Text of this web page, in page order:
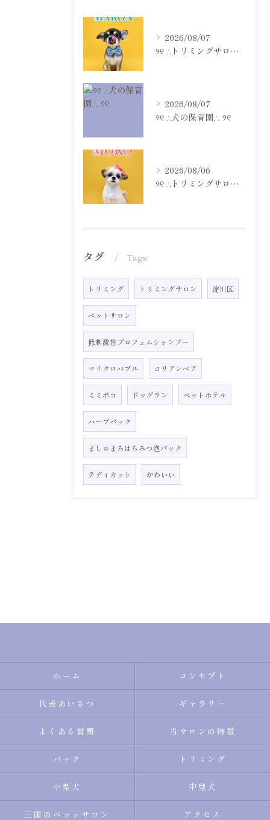
2026/08/07
୨୧ ∴トリミングサロン∴ ୨୧
2026/08/07
୨୧ ∴犬の保育園∴ ୨୧
2026/08/06
୨୧ ∴トリミングサロン∴ ୨୧
タグ Tags
トリミング トリミングサロン 淀川区
ペットサロン
低刺激性プロフェムシャンプー
マイクロバブル コリアンベア
ミミポコ ドッグラン ペットホテル
ハーブパック
ましゅまろはちみつ泡パック
テディカット かわいい
ホーム コンセプト
代表あいさつ ギャラリー
よくある質問 当サロンの特徴
パック トリミング
小型犬 中型犬
三国のペットサロン アクセス